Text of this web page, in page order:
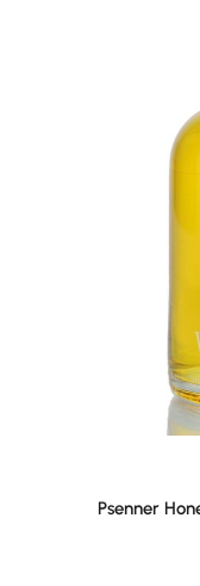
Durchschnittliche
Psenner